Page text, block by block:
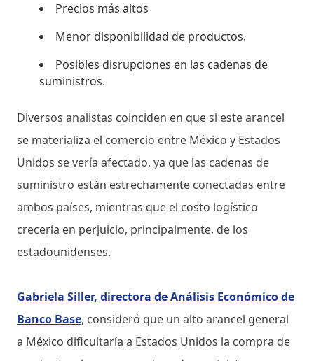
Precios más altos
Menor disponibilidad de productos.
Posibles disrupciones en las cadenas de
suministros.
Diversos analistas coinciden en que si este arancel
se materializa el comercio entre México y Estados
Unidos se vería afectado, ya que las cadenas de
suministro están estrechamente conectadas entre
ambos países, mientras que el costo logístico
crecería en perjuicio, principalmente, de los
estadounidenses.
Gabriela Siller, directora de Análisis Económico de
Banco Base, consideró que un alto arancel general
a México dificultaría a Estados Unidos la compra de